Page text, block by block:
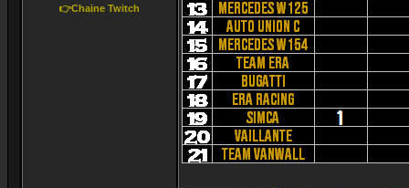
👉Chaine Twitch